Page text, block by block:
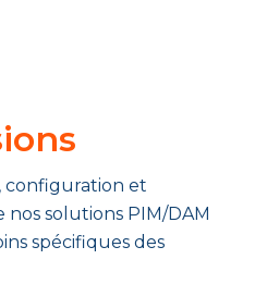
configuration et
nos solutions PIM/DAM
spécifiques des